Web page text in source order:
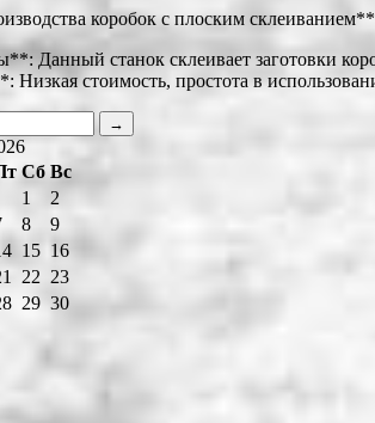
коробок с плоским
Данный станок склеивает заготовки
стоимость, простота в
Сб Вс
1
2
8
9
15 16
22 23
29 30